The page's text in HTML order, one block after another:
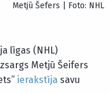
Metjū Šefers | Foto: NHL
līgas (NHL)
Metjū Šeifers
ierakstīja savu